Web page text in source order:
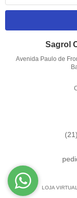
Sagrol
Avenida Paulo de
(21)
LOJA